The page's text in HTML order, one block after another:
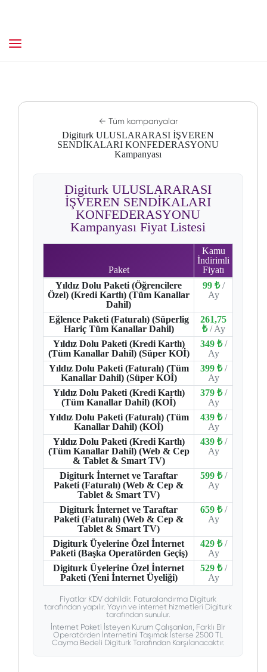
← Tüm kampanyalar
Digiturk ULUSLARARASI İŞVEREN
SENDİKALARI KONFEDERASYONU
Kampanyası
Digiturk ULUSLARARASI
İŞVEREN SENDİKALARI
KONFEDERASYONU
Kampanyası Fiyat Listesi
Paket
Kamu
İndirimli
Fiyatı
Yıldız Dolu Paketi (Öğrencilere
Özel) (Kredi Kartlı) (Tüm Kanallar
Dahil)
99 ₺ /
Ay
Eğlence Paketi (Faturalı) (Süperlig
Hariç Tüm Kanallar Dahil)
261,75
₺ / Ay
Yıldız Dolu Paketi (Kredi Kartlı)
(Tüm Kanallar Dahil) (Süper KOİ)
349 ₺ /
Ay
Yıldız Dolu Paketi (Faturalı) (Tüm
Kanallar Dahil) (Süper KOİ)
399 ₺ /
Ay
Yıldız Dolu Paketi (Kredi Kartlı)
(Tüm Kanallar Dahil) (KOİ)
379 ₺ /
Ay
Yıldız Dolu Paketi (Faturalı) (Tüm
Kanallar Dahil) (KOİ)
439 ₺ /
Ay
Yıldız Dolu Paketi (Kredi Kartlı)
(Tüm Kanallar Dahil) (Web & Cep
& Tablet & Smart TV)
439 ₺ /
Ay
Digiturk İnternet ve Taraftar
Paketi (Faturalı) (Web & Cep &
Tablet & Smart TV)
599 ₺ /
Ay
Digiturk İnternet ve Taraftar
Paketi (Faturalı) (Web & Cep &
Tablet & Smart TV)
659 ₺ /
Ay
Digiturk Üyelerine Özel İnternet
Paketi (Başka Operatörden Geçiş)
429 ₺ /
Ay
Digiturk Üyelerine Özel İnternet
Paketi (Yeni İnternet Üyeliği)
529 ₺ /
Ay
Fiyatlar KDV dahildir. Faturalandırma Digiturk
tarafından yapılır. Yayın ve internet hizmetleri Digiturk
tarafından sunulur.
İnternet Paketi İsteyen Kurum Çalışanları, Farklı Bir
Operatörden İnternetini Taşımak İsterse 2500 TL
Cayma Bedeli Digiturk Tarafından Karşılanacaktır.